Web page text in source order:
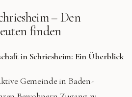
– Den
finden
in Schriesheim: Ein Überblick
Gemeinde in Baden-